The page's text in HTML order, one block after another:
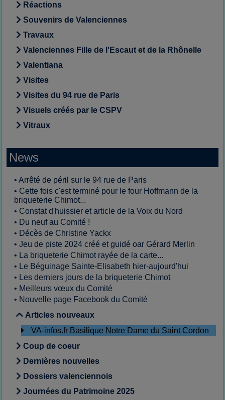
Réactions
Souvenirs de Valenciennes
Travaux
Valenciennes Fille de l'Escaut et de la Rhônelle
Valentiana
Visites
Visites du 94 rue de Paris
Visuels créés par le CSPV
Vitraux
News
• Arrêté de péril sur le 94 rue de Paris
• Cette fois c'est terminé pour le four Hoffmann de la
briqueterie Chimot...
• Constat d'huissier et article de la Voix du Nord
• Du neuf au Comité !
• Décès de Christine Yackx
• Jeu de piste 2024 créé et guidé oar Gérard Merlin
• La briqueterie Chimot rayée de la carte...
• Le Béguinage Sainte-Elisabeth hier-aujourd'hui
• Les derniers jours de la briqueterie Chimot
• Meilleurs vœux du Comité
• Nouvelle page Facebook du Comité
Articles nouveaux
VA-infos.fr Basilique Notre Dame du Saint Cordon
Coup de coeur
Dernières nouvelles
Dossiers valenciennois
Journées du Patrimoine 2025